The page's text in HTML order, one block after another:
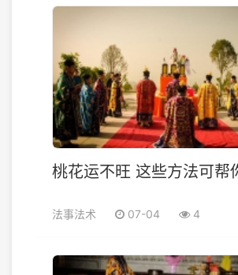
桃花运不旺 这些方法可帮
法事法术 07-04 4